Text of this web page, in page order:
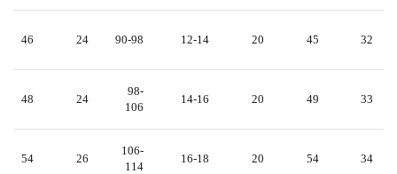
32
45
20
12-14
90-98
24
46
33
49
20
14-16
98-
106
24
48
34
54
20
16-18
106-
114
26
54